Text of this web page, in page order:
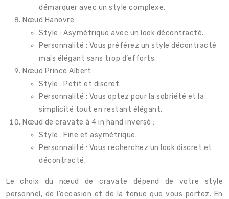
démarquer avec un style complexe.
Nœud Hanovre :
Style : Asymétrique avec un look décontracté.
Personnalité : Vous préférez un style décontracté
mais élégant sans trop d’efforts.
Nœud Prince Albert :
Style : Petit et discret.
Personnalité : Vous optez pour la sobriété et la
simplicité tout en restant élégant.
Nœud de cravate à 4 in hand inversé :
Style : Fine et asymétrique.
Personnalité : Vous recherchez un look discret et
décontracté.
Le choix du nœud de cravate dépend de votre style
personnel, de l’occasion et de la tenue que vous portez. En